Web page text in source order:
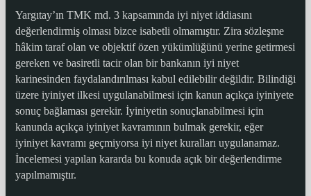
Yargıtay’ın TMK md. 3 kapsamında iyi niyet iddiasını
değerlendirmiş olması bizce isabetli olmamıştır. Zira sözleşme
hâkim taraf olan ve objektif özen yükümlüğünü yerine getirmesi
gereken ve basiretli tacir olan bir bankanın iyi niyet
karinesinden faydalandırılması kabul edilebilir değildir. Bilindiği
üzere iyiniyet ilkesi uygulanabilmesi için kanun açıkça iyiniyete
sonuç bağlaması gerekir. İyiniyetin sonuçlanabilmesi için
kanunda açıkça iyiniyet kavramının bulmak gerekir, eğer
iyiniyet kavramı geçmiyorsa iyi niyet kuralları uygulanamaz.
İncelemesi yapılan kararda bu konuda açık bir değerlendirme
yapılmamıştır.